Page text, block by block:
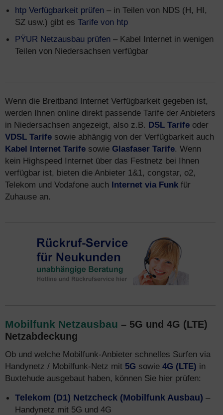
htp Verfügbarkeit prüfen – in Teilen von NDS (H, HI,
SZ usw.) gibt es Tarife von htp
PŸUR Netzausbau prüfen – Kabel Internet in wenigen
Teilen von Niedersachsen verfügbar
Wenn die Breitband Internet Verfügbarkeit gegeben ist,
werden Ihnen online direkt passende Tarife der Anbieters
in Niedersachsen angezeigt, also z.B. DSL Tarife oder
VDSL Tarife sowie abhängig von der Verfügbarkeit auch
Kabel Internet Tarife sowie Glasfaser Tarife. Wenn
kein Highspeed Internet über das Festnetz bei Ihnen
verfügbar ist, bieten die Anbieter 1&1, congstar, o2,
Telekom und Vodafone auch Internet via Funk für
Zuhause an.
Mobilfunk Netzausbau – 5G und 4G (LTE)
Netzabdeckung
Ob und welche Mobilfunk-Anbieter schnelles Surfen via
Handynetz / Mobilfunk-Netz mit 5G sowie 4G (LTE) in
Buxtehude ausgebaut haben, können Sie hier prüfen:
Telekom (D1) Netzcheck (Mobilfunk Ausbau) –
Handynetz mit 5G und 4G